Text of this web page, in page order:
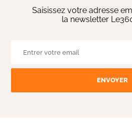
Saisissez votre adresse
la newsletter
ENVOYER